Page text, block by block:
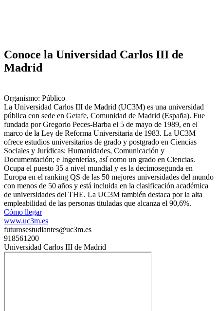
Conoce la Universidad Carlos III de
Madrid
Organismo: Público
La Universidad Carlos III de Madrid (UC3M) es una universidad
pública con sede en Getafe, Comunidad de Madrid (España). Fue
fundada por Gregorio Peces-Barba el 5 de mayo de 1989, en el
marco de la Ley de Reforma Universitaria de 1983. La UC3M
ofrece estudios universitarios de grado y postgrado en Ciencias
Sociales y Jurídicas; Humanidades, Comunicación y
Documentación; e Ingenierías, así como un grado en Ciencias.
Ocupa el puesto 35 a nivel mundial y es la decimosegunda en
Europa en el ranking QS de las 50 mejores universidades del mundo
con menos de 50 años y está incluida en la clasificación académica
de universidades del THE. La UC3M también destaca por la alta
empleabilidad de las personas tituladas que alcanza el 90,6%.
Cómo llegar
www.uc3m.es
futurosestudiantes@uc3m.es
918561200
Universidad Carlos III de Madrid